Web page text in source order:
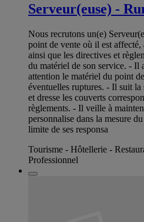
Serveur(euse) -
Nous recrutons un(e)
point de vente où il est affecté,
ainsi que les directives et
du matériel de son service. - Il
attention le matériel du point
éventuelles ruptures. - Il suit
et dresse les couverts
règlements. - Il veille à
personnalise dans la mesure
limite de ses responsa
Tourisme - Hôtellerie -
Professionnel